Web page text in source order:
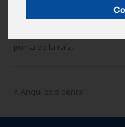
consiste en localizar la
la altura de la encía y crear
punta de la raíz.
Anquilosis dental